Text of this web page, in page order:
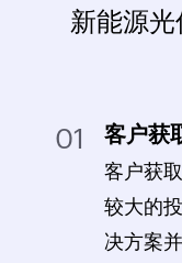
新能源
01 客户获
客户获
较大的
决方案